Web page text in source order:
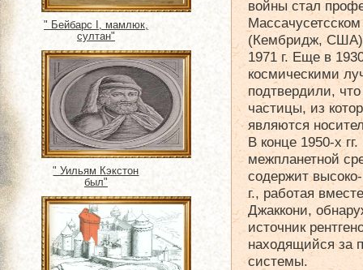
" Бейбарс I, мамлюк,
султан"
" Уильям Кэкстон
был"
войны стал
(Кембридж, США).
1971 г. Еще в
космическими
подтвердили,
частицы, из
являются
В конце 1950-х
межпланетной
содержит
г., работая
Джаккони,
источник
находящийся за
системы.